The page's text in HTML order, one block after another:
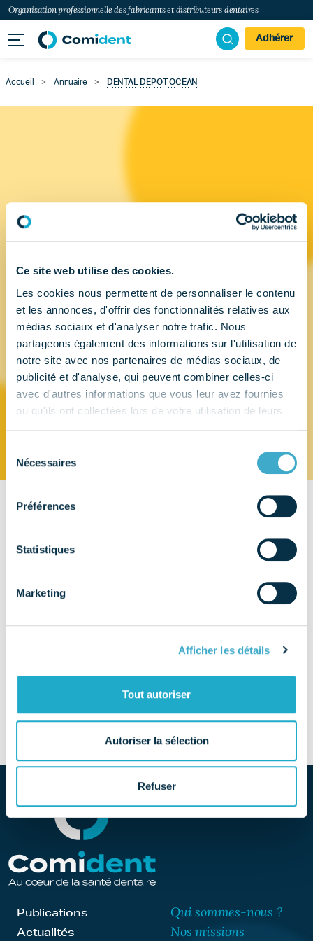
Ce site web utilise des cookies.
Les cookies nous permettent de personnaliser le contenu
et les annonces, d'offrir des fonctionnalités relatives aux
médias sociaux et d'analyser notre trafic. Nous
partageons également des informations sur l'utilisation de
notre site avec nos partenaires de médias sociaux, de
publicité et d'analyse, qui peuvent combiner celles-ci
avec d'autres informations que vous leur avez fournies
ou qu'ils ont collectées lors de votre utilisation de leurs
consentement
Nécessaires
Préférences
Statistiques
Marketing
Afficher les détails
Tout autoriser
Autoriser la sélection
Refuser
Organisation professionnelle des fabricants et distributeurs dentaires
Adhérer
Accueil > Annuaire > DENTAL DEPOT OCEAN
DENTAL DEPOT
OCEAN
40990 – SAINT PAUL LES DAX
22210 PLEMET
EMAIL
TÉLÉPHONE
SITE
Publications
Actualités
Qui sommes-nous ?
Nos missions